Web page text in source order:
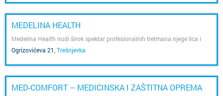
MEDELINA HEALTH
Medelina Health nudi širok spektar profesionalnih tretmana njege lica i
tijela.
Ogrizovićeva 21 Trešnjevka
MED-COMFORT – MEDICINSKA I ZAŠTITNA OPREMA